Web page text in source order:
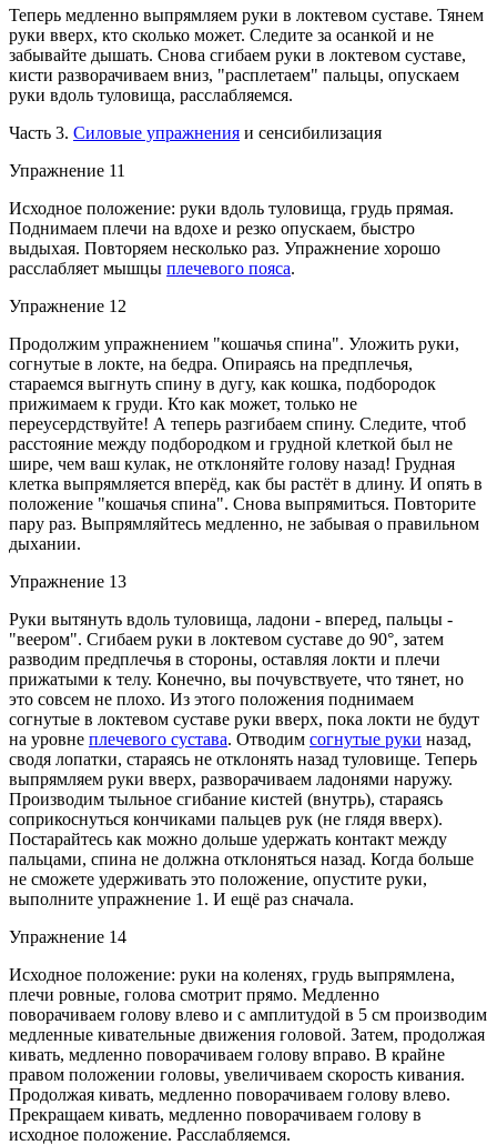
Теперь медленно выпрямляем руки в локтевом суставе. Тянем
руки вверх, кто сколько может. Следите за осанкой и не
забывайте дышать. Снова сгибаем руки в локтевом суставе,
кисти разворачиваем вниз, "расплетаем" пальцы, опускаем
руки вдоль туловища, расслабляемся.
Часть 3. Силовые упражнения и сенсибилизация
Упражнение 11
Исходное положение: руки вдоль туловища, грудь прямая.
Поднимаем плечи на вдохе и резко опускаем, быстро
выдыхая. Повторяем несколько раз. Упражнение хорошо
расслабляет мышцы плечевого пояса.
Упражнение 12
Продолжим упражнением "кошачья спина". Уложить руки,
согнутые в локте, на бедра. Опираясь на предплечья,
стараемся выгнуть спину в дугу, как кошка, подбородок
прижимаем к груди. Кто как может, только не
переусердствуйте! А теперь разгибаем спину. Следите, чтоб
расстояние между подбородком и грудной клеткой был не
шире, чем ваш кулак, не отклоняйте голову назад! Грудная
клетка выпрямляется вперёд, как бы растёт в длину. И опять в
положение "кошачья спина". Снова выпрямиться. Повторите
пару раз. Выпрямляйтесь медленно, не забывая о правильном
дыхании.
Упражнение 13
Руки вытянуть вдоль туловища, ладони - вперед, пальцы -
"веером". Сгибаем руки в локтевом суставе до 90°, затем
разводим предплечья в стороны, оставляя локти и плечи
прижатыми к телу. Конечно, вы почувствуете, что тянет, но
это совсем не плохо. Из этого положения поднимаем
согнутые в локтевом суставе руки вверх, пока локти не будут
на уровне плечевого сустава. Отводим согнутые руки назад,
сводя лопатки, стараясь не отклонять назад туловище. Теперь
выпрямляем руки вверх, разворачиваем ладонями наружу.
Производим тыльное сгибание кистей (внутрь), стараясь
соприкоснуться кончиками пальцев рук (не глядя вверх).
Постарайтесь как можно дольше удержать контакт между
пальцами, спина не должна отклоняться назад. Когда больше
не сможете удерживать это положение, опустите руки,
выполните упражнение 1. И ещё раз сначала.
Упражнение 14
Исходное положение: руки на коленях, грудь выпрямлена,
плечи ровные, голова смотрит прямо. Медленно
поворачиваем голову влево и с амплитудой в 5 см производим
медленные кивательные движения головой. Затем, продолжая
кивать, медленно поворачиваем голову вправо. В крайне
правом положении головы, увеличиваем скорость кивания.
Продолжая кивать, медленно поворачиваем голову влево.
Прекращаем кивать, медленно поворачиваем голову в
исходное положение. Расслабляемся.